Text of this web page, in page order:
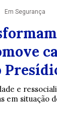
Em Segurança
e
em situação